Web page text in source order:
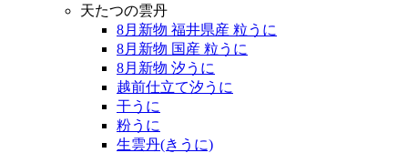
天たつの雲丹
8月新物 福井県産 粒うに
8月新物 国産 粒うに
8月新物 汐うに
越前仕立て汐うに
干うに
粉うに
生雲丹(きうに)